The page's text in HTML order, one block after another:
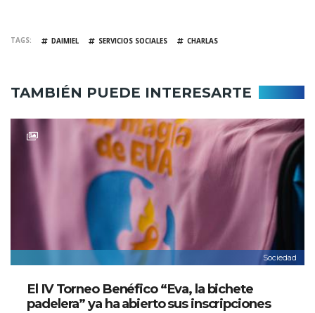
TAGS DAIMIEL SERVICIOS SOCIALES CHARLAS
TAMBIÉN PUEDE INTERESARTE
Sociedad
El IV Torneo Benéfico “Eva, la bichete
padelera” ya ha abierto sus inscripciones